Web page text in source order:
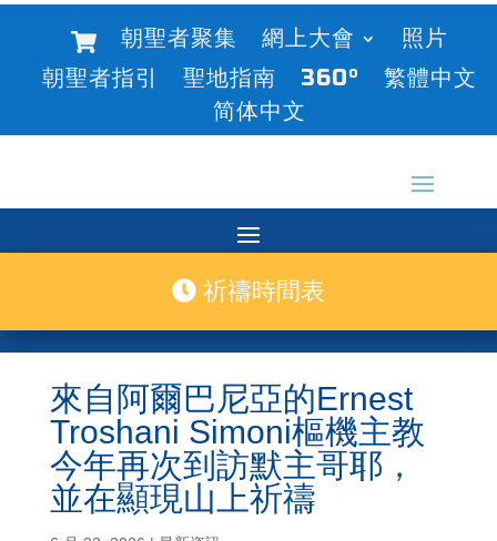
朝聖者聚集 網上大會
照片
朝聖者指引
聖地指南 360°
繁體中文
简体中文
祈禱時間表
來自阿爾巴尼亞的Ernest
Troshani Simoni樞機主教
今年再次到訪默主哥耶，
並在顯現山上祈禱